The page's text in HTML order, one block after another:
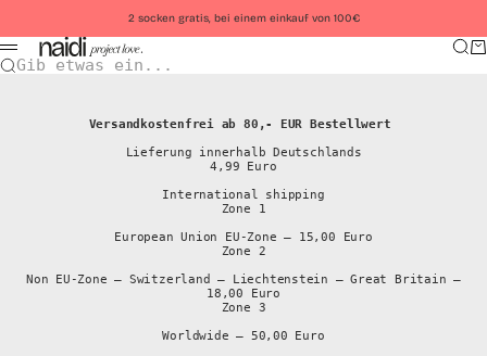
2 socken gratis, bei einem einkauf von 100€
Menü Suche
Gib etwas ein...
Versandkostenfrei ab 80,- EUR Bestellwert
Lieferung innerhalb Deutschlands
4,99 Euro
International shipping
Zone 1
European Union EU-Zone – 15,00 Euro
Zone 2
Non EU-Zone – Switzerland – Liechtenstein – Great Britain –
18,00 Euro
Zone 3
Worldwide – 50,00 Euro